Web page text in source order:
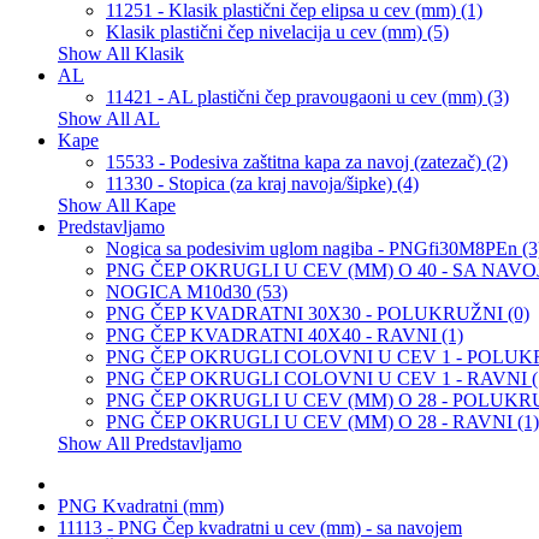
11251 - Klasik plastični čep elipsa u cev (mm) (1)
Klasik plastični čep nivelacija u cev (mm) (5)
Show All Klasik
AL
11421 - AL plastični čep pravougaoni u cev (mm) (3)
Show All AL
Kape
15533 - Podesiva zaštitna kapa za navoj (zatezač) (2)
11330 - Stopica (za kraj navoja/šipke) (4)
Show All Kape
Predstavljamo
Nogica sa podesivim uglom nagiba - PNGfi30M8PEn
PNG ČEP OKRUGLI U CEV (MM) O 40 - SA
NOGICA M10d30 (53)
PNG ČEP KVADRATNI 30X30 - POLUKRUŽNI (0)
PNG ČEP KVADRATNI 40X40 - RAVNI (1)
PNG ČEP OKRUGLI COLOVNI U CEV 1 -
PNG ČEP OKRUGLI COLOVNI U CEV 1 - RAVNI
PNG ČEP OKRUGLI U CEV (MM) O 28 -
PNG ČEP OKRUGLI U CEV (MM) O 28 - RAVNI (1)
Show All Predstavljamo
PNG Kvadratni (mm)
11113 - PNG Čep kvadratni u cev (mm) - sa navojem